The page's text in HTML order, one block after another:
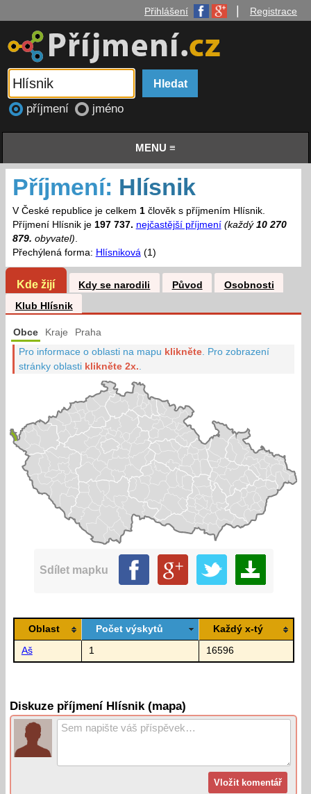
Přihlášení Registrace
příjmení jméno
MENU ≡
Příjmení: Hlísnik
V České republice je celkem 1člověk s příjmením Hlísnik.
Příjmení Hlísnik je 197 737. nejčastější příjmení (každý 10 270
879. obyvatel).
Přechýlená forma: Hlísniková(1)
Kde žijí Kdy se narodili Původ
Osobnosti
Klub Hlísnik
Obce Kraje Praha
Pro informace o oblasti na mapu klikněte Pro zobrazení
stránky oblasti klikněte 2x.
Sdílet mapku
Oblast Počet výskytů Každý x-tý
Aš 1 16596
Diskuze příjmení Hlísnik (mapa)